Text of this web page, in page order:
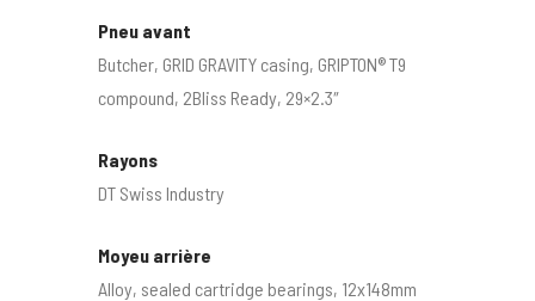
Pneu avant
Butcher, GRID GRAVITY casing, GRIPTON® T9
compound, 2Bliss Ready, 29×2.3″
Rayons
DT Swiss Industry
Moyeu arrière
Alloy, sealed cartridge bearings, 12x148mm